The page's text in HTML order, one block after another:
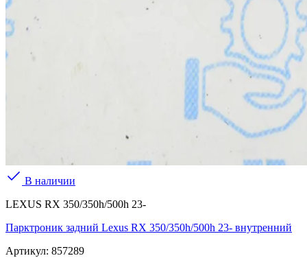
В наличии
LEXUS RX 350/350h/500h 23-
Парктроник задний Lexus RX 350/350h/500h 23- внутренний
Артикул: 857289